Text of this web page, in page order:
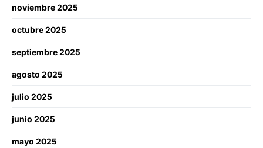
noviembre 2025
octubre 2025
septiembre 2025
agosto 2025
julio 2025
junio 2025
mayo 2025